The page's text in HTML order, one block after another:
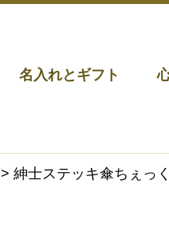
名入れとギフト
> 紳士ステッキ傘ちぇっ